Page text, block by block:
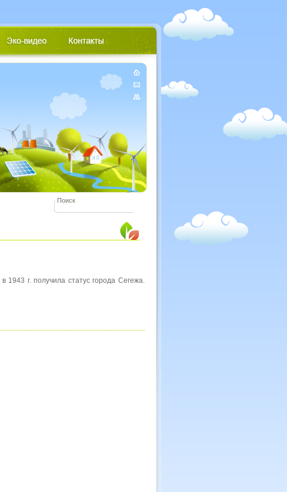
в 1943 г. получила статус города Сегежа.